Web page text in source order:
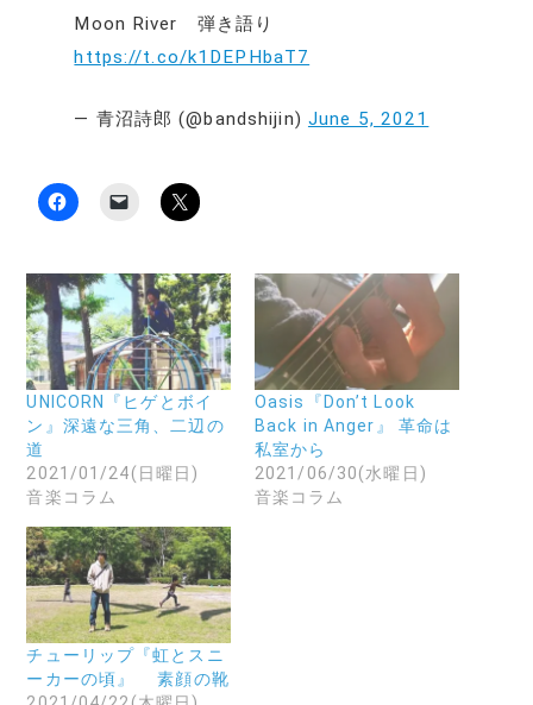
Moon River 弾き語り
https://t.co/k1DEPHbaT7
— 青沼詩郎 (@bandshijin) June 5, 2021
F
a
o
o
k
で
共
有
す
る
に
は
ク
ッ
ク
し
て
く
だ
さ
い
(
新
し
い
ウ
ィ
ン
ド
て
友
達
に
メ
ー
ル
で
リ
ン
ク
送
信
し
い
ウ
ィ
ン
ド
ウ
で
開
き
す
ク
リ
て
X
で
共
有
(
新
し
い
ウ
ィ
ド
ウ
き
ま
す
)
UNICORN『ヒゲとボイ
ン』深遠な三角、二辺の
道
2021/01/24(日曜日)
音楽コラム
Oasis『Don’t Look
Back in Anger』 革命は
私室から
2021/06/30(水曜日)
音楽コラム
チューリップ『虹とスニ
ーカーの頃』 素顔の靴